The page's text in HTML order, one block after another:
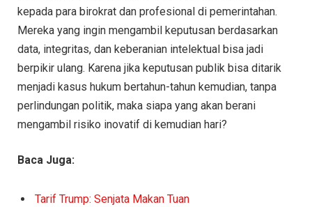
kepada para birokrat dan profesional di pemerintahan.
Mereka yang ingin mengambil keputusan berdasarkan
data, integritas, dan keberanian intelektual bisa jadi
berpikir ulang. Karena jika keputusan publik bisa ditarik
menjadi kasus hukum bertahun-tahun kemudian, tanpa
perlindungan politik, maka siapa yang akan berani
mengambil risiko inovatif di kemudian hari?
Baca Juga:
Tarif Trump: Senjata Makan Tuan